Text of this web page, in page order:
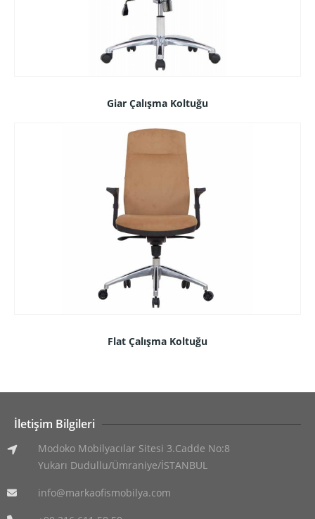
Giar Çalışma Koltuğu
Flat Çalışma Koltuğu
İletişim Bilgileri
Modoko Mobilyacılar Sitesi 3.Cadde No:8
Yukarı Dudullu/Ümraniye/İSTANBUL
info@markaofismobilya.com